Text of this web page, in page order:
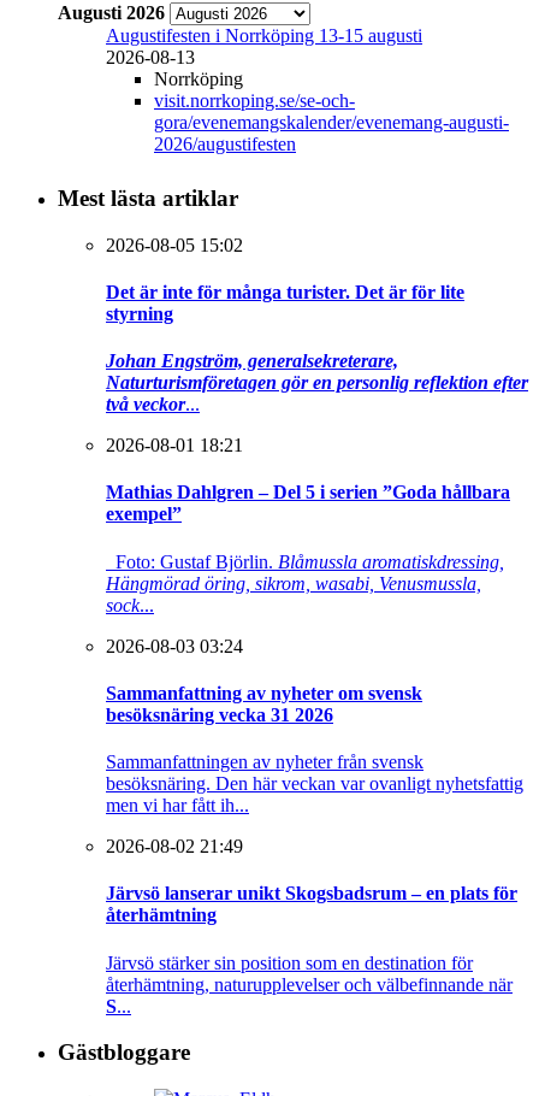
Augusti 2026
Augustifesten i Norrköping 13-15 augusti
2026-08-13
Norrköping
visit.norrkoping.se/se-och-
gora/evenemangskalender/evenemang-augusti-
2026/augustifesten
Mest lästa artiklar
2026-08-05 15:02
Det är inte för många turister. Det är för lite
styrning
Johan Engström, generalsekreterare,
Naturturismföretagen gör en personlig reflektion efter
två veckor...
2026-08-01 18:21
Mathias Dahlgren – Del 5 i serien ”Goda hållbara
exempel”
Foto: Gustaf Björlin. Blåmussla aromatiskdressing,
Hängmörad öring, sikrom, wasabi, Venusmussla,
sock...
2026-08-03 03:24
Sammanfattning av nyheter om svensk
besöksnäring vecka 31 2026
Sammanfattningen av nyheter från svensk
besöksnäring. Den här veckan var ovanligt nyhetsfattig
men vi har fått ih...
2026-08-02 21:49
Järvsö lanserar unikt Skogsbadsrum – en plats för
återhämtning
Järvsö stärker sin position som en destination för
återhämtning, naturupplevelser och välbefinnande när
S...
Gästbloggare